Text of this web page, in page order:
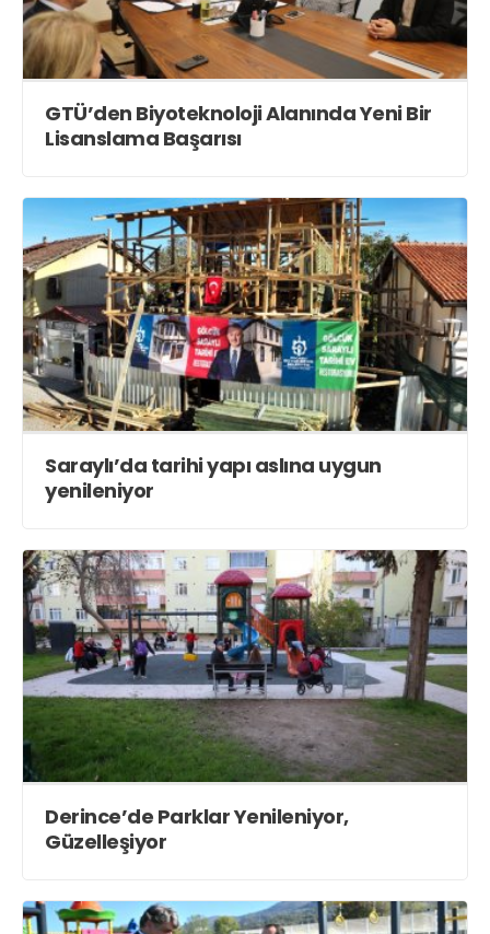
GTÜ’den Biyoteknoloji Alanında Yeni Bir
Lisanslama Başarısı
Saraylı’da tarihi yapı aslına uygun
yenileniyor
Derince’de Parklar Yenileniyor,
Güzelleşiyor